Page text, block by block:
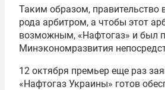
Таким образом, правительство
рода арбитром, а чтобы этот
возможным, «Нафтогаз» и был
Минэкономразвития
12 октября премьер еще раз
«Нафтогаз Украины» готов